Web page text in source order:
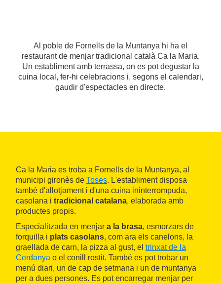
Al poble de Fornells de la Muntanya hi ha el
restaurant de menjar tradicional català Ca la Maria.
Un establiment amb terrassa, on es pot degustar la
cuina local, fer-hi celebracions i, segons el calendari,
gaudir d'espectacles en directe.
Ca la Maria es troba a Fornells de la Muntanya, al
municipi gironès de Toses. L'establiment disposa
també d'allotjament i d'una cuina ininterrompuda,
casolana i tradicional catalana, elaborada amb
productes propis.
Especialitzada en menjar a la brasa, esmorzars de
forquilla i plats casolans, com ara els canelons, la
graellada de carn, la pizza al gust, el trinxat de la
Cerdanya o el conill rostit. També es pot trobar un
menú diari, un de cap de setmana i un de muntanya
per a dues persones. Es pot encarregar menjar per